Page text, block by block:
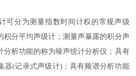
可分为测量指数时间计权的常规声级
积分平均声级计；测量声暴露的积分声
分析功能的称为噪声统计分析仪；具有
器(记录式声级计)；具有频谱分析功能